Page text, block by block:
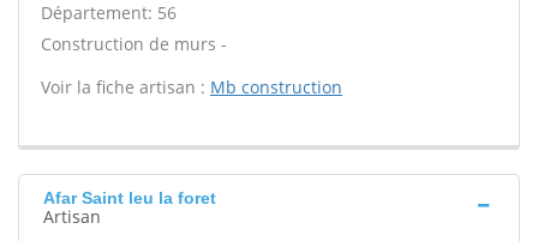
Département: 56
Construction de murs -
Voir la fiche artisan : Mb construction
Afar Saint leu la foret
Artisan